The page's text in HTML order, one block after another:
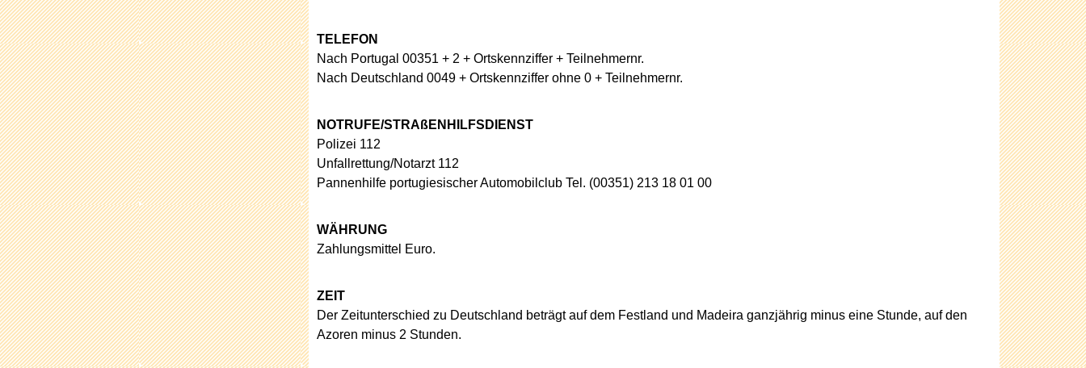
TELEFON
Nach Portugal 00351 + 2 + Ortskennziffer + Teilnehmernr.
Nach Deutschland 0049 + Ortskennziffer ohne 0 + Teilnehmernr.
NOTRUFE/STRAßENHILFSDIENST
Polizei 112
Unfallrettung/Notarzt 112
Pannenhilfe portugiesischer Automobilclub Tel. (00351) 213 18 01 00
WÄHRUNG
Zahlungsmittel Euro.
ZEIT
Der Zeitunterschied zu Deutschland beträgt auf dem Festland und Madeira ganzjährig minus eine Stunde, auf den
Azoren minus 2 Stunden.